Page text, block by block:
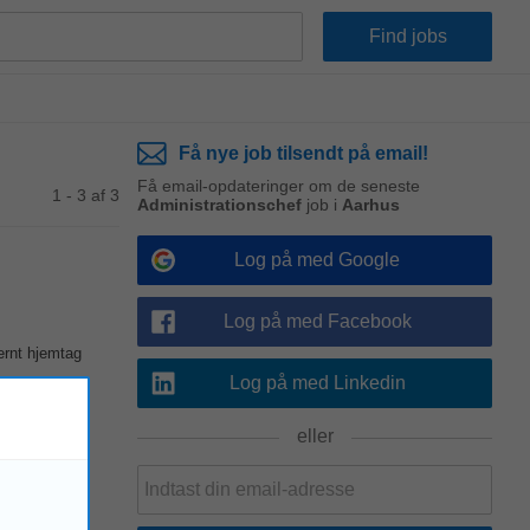
1 - 3 af 3
hjemtag
— og
Få nye job tilsendt på email!
Få email-opdateringer om de seneste
Administrationschef job i Aarhus
Log på med Google
Log på med Facebook
Log på med Linkedin
eller